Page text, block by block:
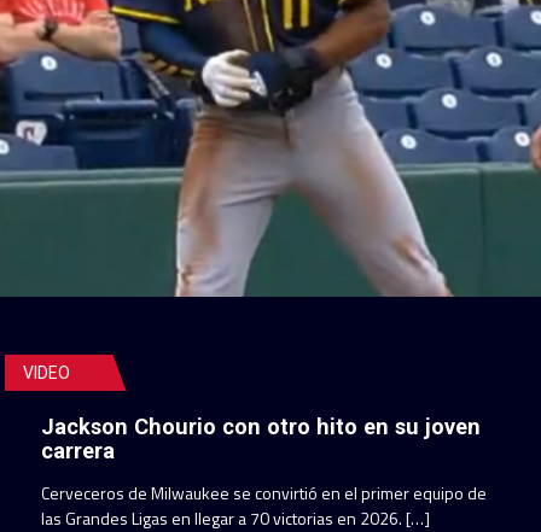
VIDEO
Jackson Chourio con otro hito en su joven
carrera
Cerveceros de Milwaukee se convirtió en el primer equipo de
las Grandes Ligas en llegar a 70 victorias en 2026. […]